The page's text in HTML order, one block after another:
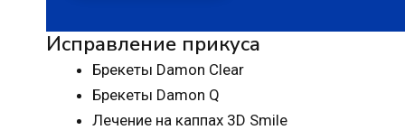
Исправление прикуса
Брекеты Damon Clear
Брекеты Damon Q
Лечение на каппах 3D Smile